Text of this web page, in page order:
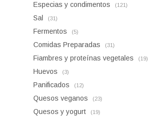
Especias y condimentos (121)
Sal (31)
Fermentos (5)
Comidas Preparadas (31)
Fiambres y proteínas vegetales (19)
Huevos (3)
Panificados (12)
Quesos veganos (23)
Quesos y yogurt (19)